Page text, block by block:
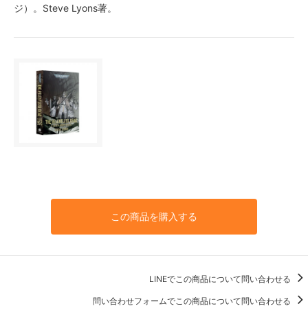
ジ）。Steve Lyons著。
この商品を購入する
LINEでこの商品について問い合わせる
問い合わせフォームでこの商品について問い合わせる